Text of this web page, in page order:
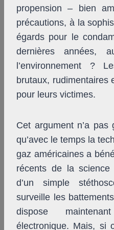
propension – bien
précautions, à la
égards pour le
dernières années,
l’environnement ?
brutaux, rudimentaires
pour leurs victimes.
Cet argument n’a
qu’avec le temps la
gaz américaines a
récents de la
d’un simple
surveille les
dispose
électronique. Mais, si